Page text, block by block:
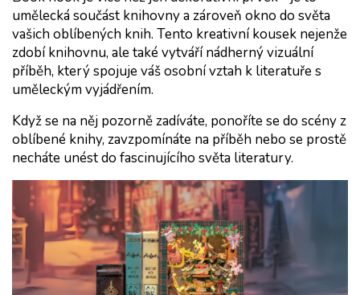
umělecká součást knihovny a zároveň okno do světa
vašich oblíbených knih. Tento kreativní kousek nejenže
zdobí knihovnu, ale také vytváří nádherný vizuální
příběh, který spojuje váš osobní vztah k literatuře s
uměleckým vyjádřením.
Když se na něj pozorně zadíváte, ponoříte se do scény z
oblíbené knihy, zavzpomínáte na příběh nebo se prostě
necháte unést do fascinujícího světa literatury.